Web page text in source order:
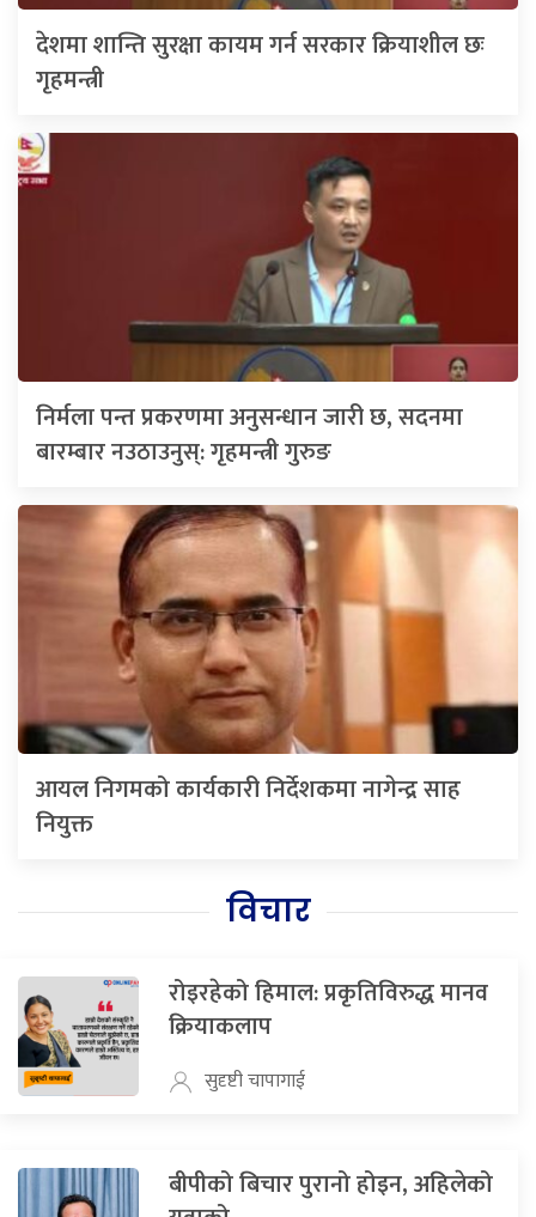
देशमा शान्ति सुरक्षा कायम गर्न सरकार क्रियाशील छः
गृहमन्त्री
निर्मला पन्त प्रकरणमा अनुसन्धान जारी छ, सदनमा
बारम्बार नउठाउनुस्: गृहमन्त्री गुरुङ
आयल निगमको कार्यकारी निर्देशकमा नागेन्द्र साह
नियुक्त
विचार
रोइरहेको हिमाल: प्रकृतिविरुद्ध मानव
क्रियाकलाप
सुदृष्टी चापागाई
बीपीको बिचार पुरानो होइन, अहिलेको